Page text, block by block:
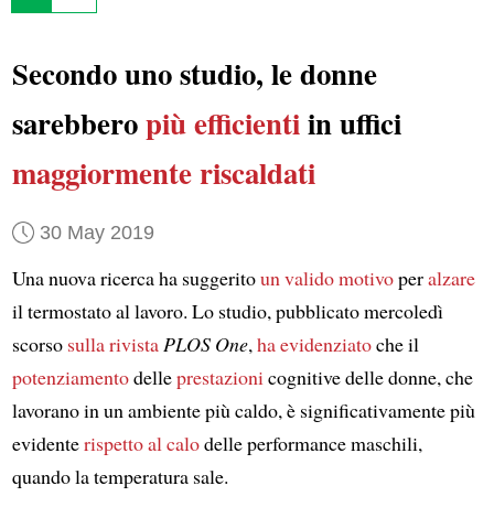
Secondo uno studio, le donne
sarebberopiù efficientiin uffici
maggiormente riscaldati
30 May 2019
Una nuova ricerca ha suggeritoun valido motivoperalzare
il termostato al lavoro. Lo studio, pubblicato mercoledì
scorso sulla rivistaPLOS One,ha evidenziatoche il
potenziamentodelleprestazionicognitive delle donne, che
lavorano in un ambiente più caldo, è significativamente più
evidenterispetto alcalodelle performance maschili,
quando la temperatura sale.